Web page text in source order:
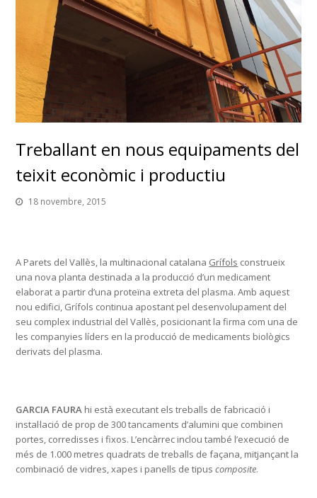
Treballant en nous equipaments del
teixit econòmic i productiu
18 novembre, 2015
A Parets del Vallès, la multinacional catalana Grífols construeix
una nova planta destinada a la producció d’un medicament
elaborat a partir d’una proteïna extreta del plasma. Amb aquest
nou edifici, Grífols continua apostant pel desenvolupament del
seu complex industrial del Vallès, posicionant la firma com una de
les companyies líders en la producció de medicaments biològics
derivats del plasma.
GARCIA FAURA hi està executant els treballs de fabricació i
instal·lació de prop de 300 tancaments d’alumini que combinen
portes, corredisses i fixos. L’encàrrec inclou també l’execució de
més de 1.000 metres quadrats de treballs de façana, mitjançant la
combinació de vidres, xapes i panells de tipuscomposite.